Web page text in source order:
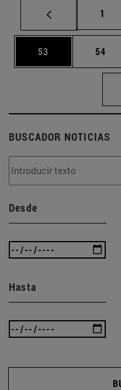
1
Página
53 Página
54
BUSCADOR NOTICIAS
Desde
Hasta